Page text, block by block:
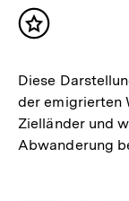
Inhalt
Diese
der emigrierten
Zielländer und
Abwanderung